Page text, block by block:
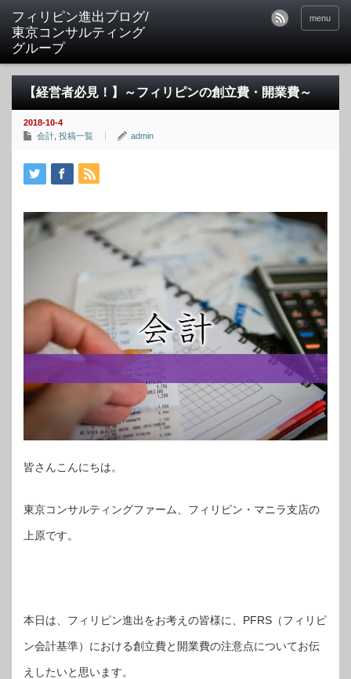
フィリピン進出ブログ/
東京コンサルティング
グループ
menu
【経営者必見！】～フィリピンの創立費・開業費～
2018-10-4
会計 投稿一覧 admin
皆さんこんにちは。
東京コンサルティングファーム、フィリピン・マニラ支店の
上原です。
本日は、フィリピン進出をお考えの皆様に、PFRS（フィリピ
ン会計基準）における創立費と開業費の注意点についてお伝
えしたいと思います。